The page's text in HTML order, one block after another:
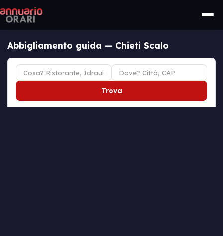
Abbigliamento guida — Chieti Scalo
Trova